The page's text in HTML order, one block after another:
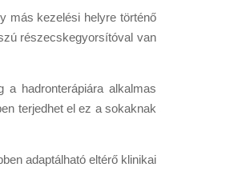
más kezelési helyre történő
részecskegyorsítóval van
a hadronterápiára alkalmas
terjedhet el ez a sokaknak
adaptálható eltérő klinikai